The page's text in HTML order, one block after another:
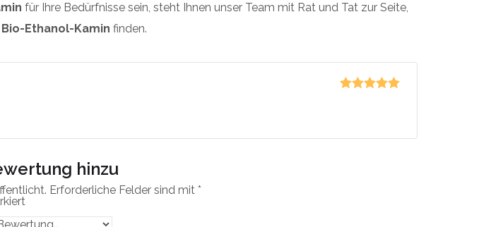
für Ihre Bedürfnisse sein, steht Ihnen unser Team mit Rat und Tat zur Seite,
Bio-Ethanol-Kamin finden.
hinzu
Erforderliche Felder sind mit *